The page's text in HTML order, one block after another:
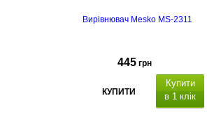
Вирівнювач Mesko MS-2311
445 грн
КУПИТИ
Купити
в 1 клік